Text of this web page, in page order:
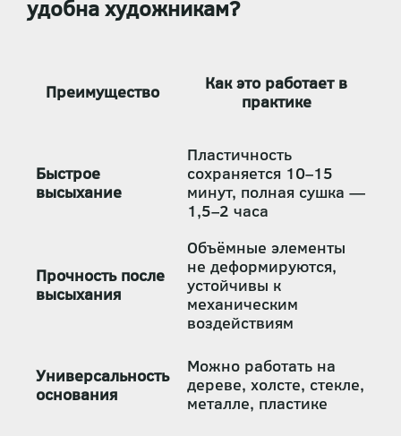
удобна художникам?
Преимущество
Как это работает в
практике
Быстрое
высыхание
Пластичность
сохраняется 10–15
минут, полная сушка —
1,5–2 часа
Прочность после
высыхания
Объёмные элементы
не деформируются,
устойчивы к
механическим
воздействиям
Универсальность
основания
Можно работать на
дереве, холсте, стекле,
металле, пластике